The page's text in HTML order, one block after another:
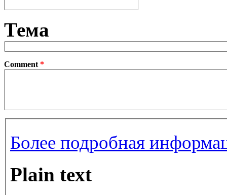
Тема
Comment*
Более подробная
Plain text